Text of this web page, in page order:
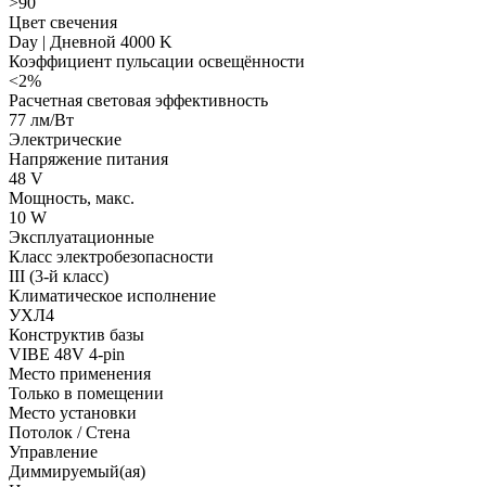
Цвет свечения
Day | Дневной 4000 K
Коэффициент пульсации освещённости
<2%
Расчетная световая эффективность
77 лм/Вт
Электрические
Напряжение питания
48 V
Мощность, макс.
10 W
Эксплуатационные
Класс электробезопасности
III (3-й класс)
Климатическое исполнение
УХЛ4
Конструктив базы
VIBE 48V 4-pin
Место применения
Только в помещении
Место установки
Потолок / Cтена
Управление
Диммируемый(ая)